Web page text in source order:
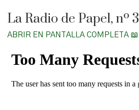
La Radio de Papel, nº 3
ABRIR EN PANTALLA COMPLETA 📖